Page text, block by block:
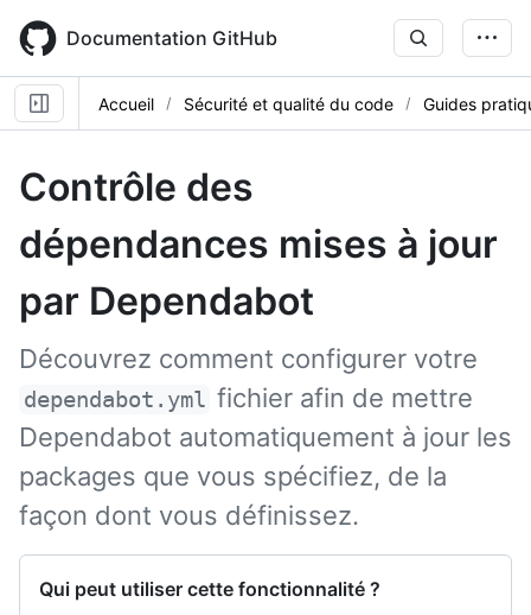
main
content
Documentation GitHub
Accueil Sécurité et qualité du code Guides
Contrôle des
dépendances mises à jour
par Dependabot
Découvrez comment configurer votre
dependabot.yml fichier afin de mettre
Dependabot automatiquement à jour les
packages que vous spécifiez, de la
façon dont vous définissez.
Qui peut utiliser cette fonctionnalité ?